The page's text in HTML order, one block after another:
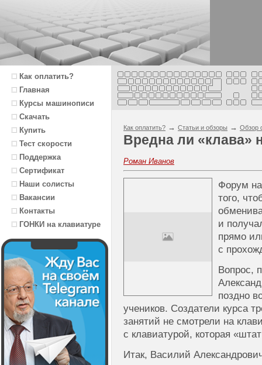
Как оплатить?
Главная
Курсы машинописи
Скачать
Купить
Тест скорости
Поддержка
Сертификат
Наши солисты
Вакансии
Контакты
ГОНКИ на клавиатуре
Как оплатить? → Статьи и обзоры → Обзор
Вредна ли «клава»
Роман Иванов
Форум
того,
и
прямо
с
Вопрос,
поздно
учеников. Создатели курса
занятий не смотрели на
с клавиатурой, которая
Итак, Василий